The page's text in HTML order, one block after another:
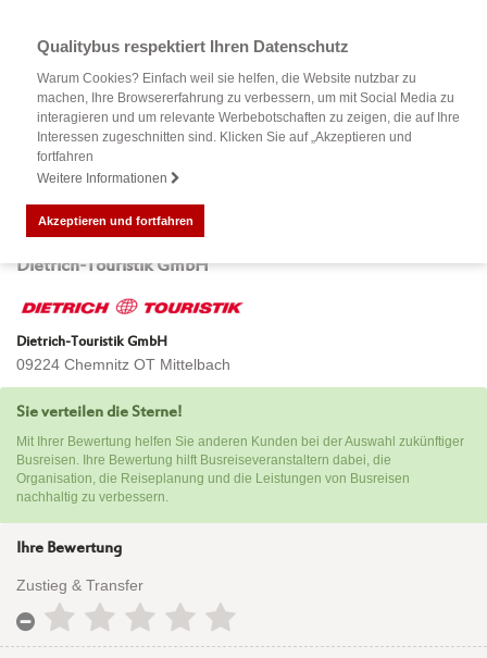
Qualitybus respektiert Ihren Datenschutz
Warum Cookies? Einfach weil sie helfen, die Website nutzbar zu
machen, Ihre Browsererfahrung zu verbessern, um mit Social Media zu
interagieren und um relevante Werbebotschaften zu zeigen, die auf Ihre
Interessen zugeschnitten sind. Klicken Sie auf „Akzeptieren und
fortfahren
Weitere Informationen
Akzeptieren und fortfahren
Dietrich-Touristik GmbH
Dietrich-Touristik GmbH
09224 Chemnitz OT Mittelbach
Sie verteilen die Sterne!
Mit Ihrer Bewertung helfen Sie anderen Kunden bei der Auswahl zukünftiger
Busreisen. Ihre Bewertung hilft Busreiseveranstaltern dabei, die
Organisation, die Reiseplanung und die Leistungen von Busreisen
nachhaltig zu verbessern.
Ihre Bewertung
Zustieg & Transfer